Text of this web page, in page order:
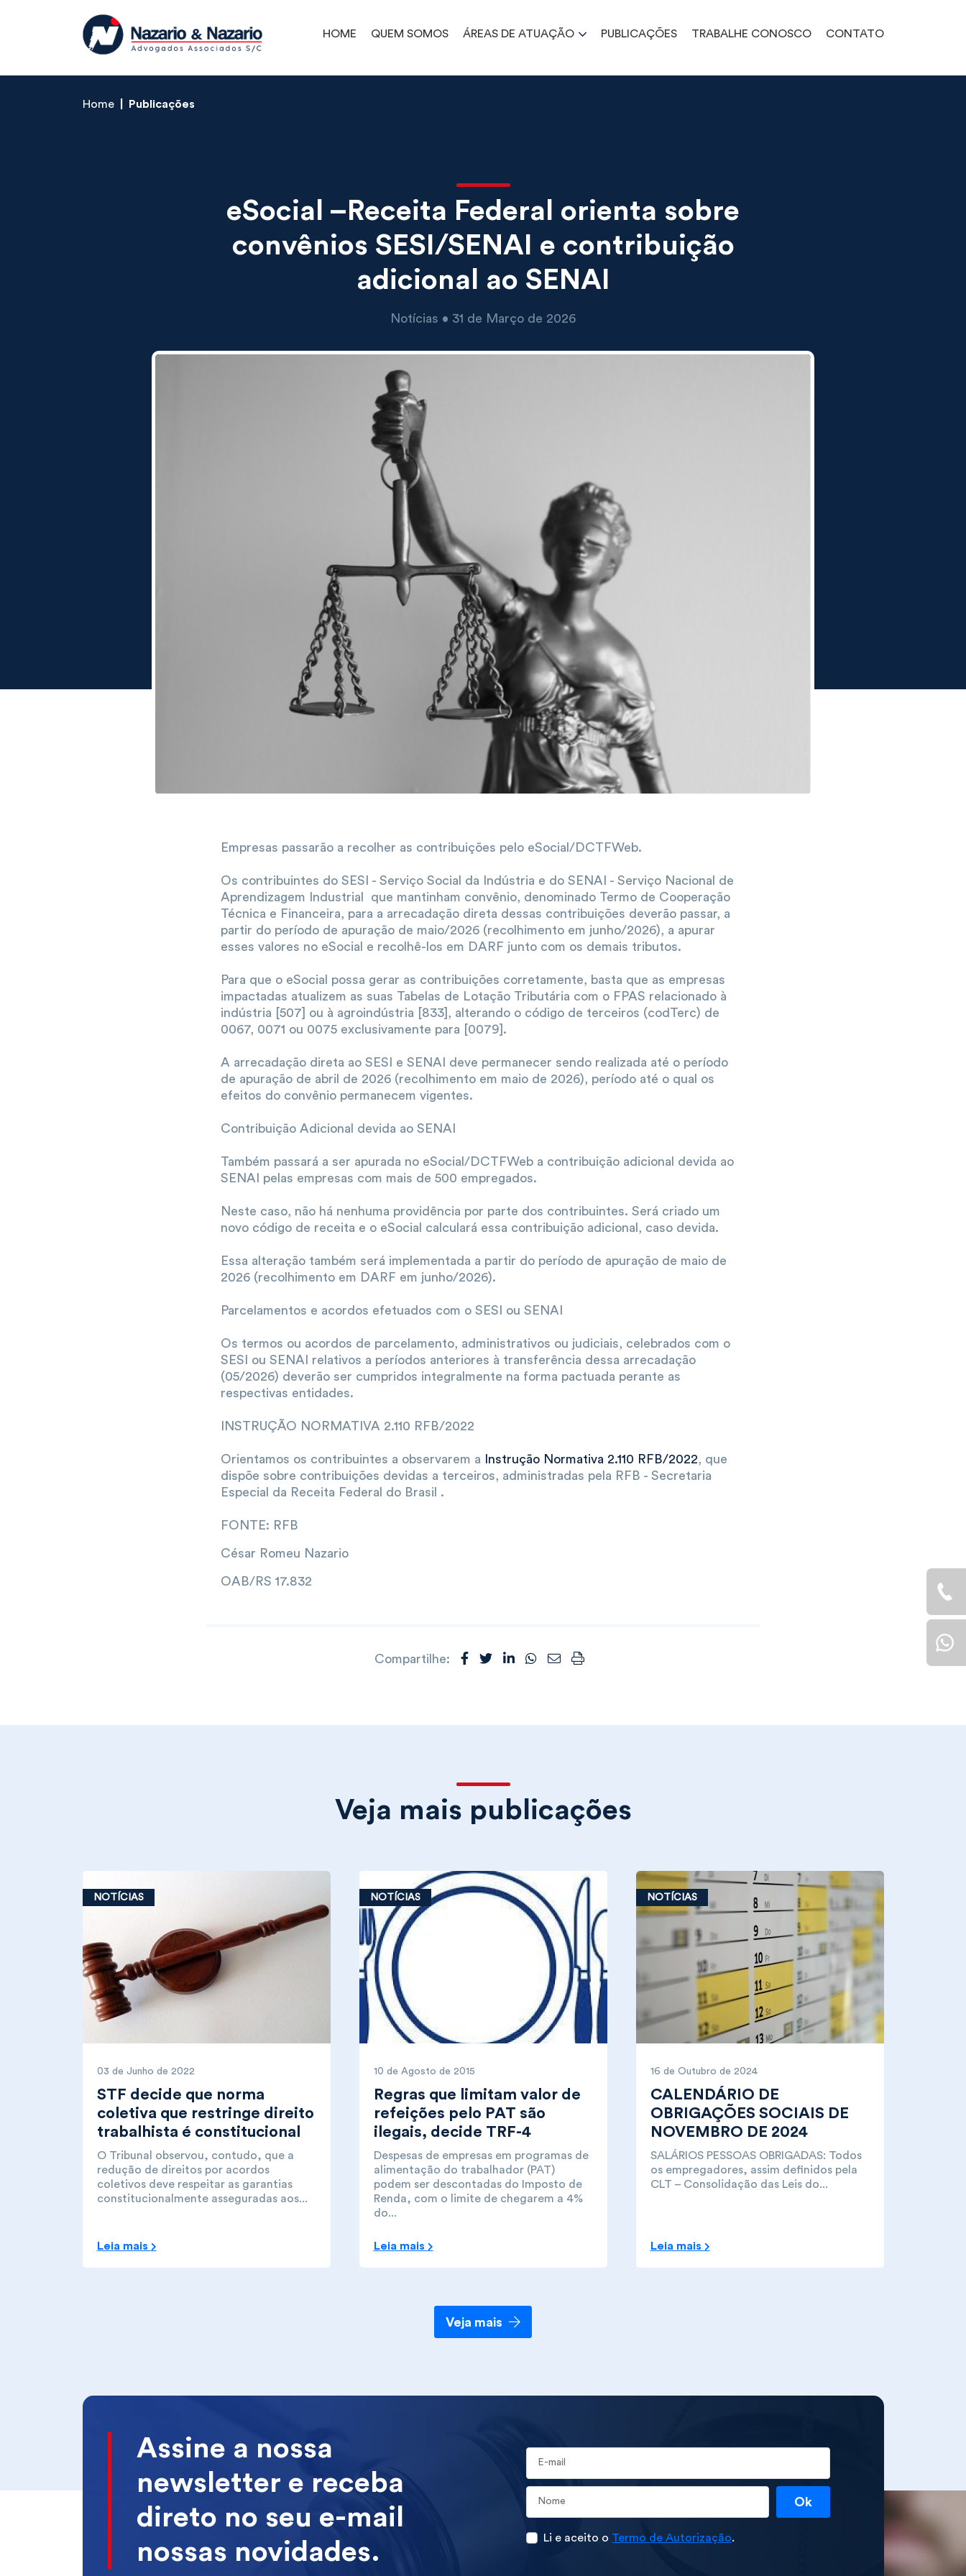
HOME QUEM SOMOS ÁREAS DE ATUAÇÃO PUBLICAÇÕES TRABALHE CONOSCO CONTATO
Home Publicações
eSocial –Receita Federal orienta sobre
convênios SESI/SENAI e contribuição
adicional ao SENAI
Notícias • 31 de Março de 2026
Empresas passarão a recolher as contribuições pelo eSocial/DCTFWeb.
Os contribuintes do SESI - Serviço Social da Indústria e do SENAI - Serviço Nacional de
Aprendizagem Industrial que mantinham convênio, denominado Termo de Cooperação
Técnica e Financeira, para a arrecadação direta dessas contribuições deverão passar, a
partir do período de apuração de maio/2026 (recolhimento em junho/2026), a apurar
esses valores no eSocial e recolhê-los em DARF junto com os demais tributos.
Para que o eSocial possa gerar as contribuições corretamente, basta que as empresas
impactadas atualizem as suas Tabelas de Lotação Tributária com o FPAS relacionado à
indústria [507] ou à agroindústria [833], alterando o código de terceiros (codTerc) de
0067, 0071 ou 0075 exclusivamente para [0079].
A arrecadação direta ao SESI e SENAI deve permanecer sendo realizada até o período
de apuração de abril de 2026 (recolhimento em maio de 2026), período até o qual os
efeitos do convênio permanecem vigentes.
Contribuição Adicional devida ao SENAI
Também passará a ser apurada no eSocial/DCTFWeb a contribuição adicional devida ao
SENAI pelas empresas com mais de 500 empregados.
Neste caso, não há nenhuma providência por parte dos contribuintes. Será criado um
novo código de receita e o eSocial calculará essa contribuição adicional, caso devida.
Essa alteração também será implementada a partir do período de apuração de maio de
2026 (recolhimento em DARF em junho/2026).
Parcelamentos e acordos efetuados com o SESI ou SENAI
Os termos ou acordos de parcelamento, administrativos ou judiciais, celebrados com o
SESI ou SENAI relativos a períodos anteriores à transferência dessa arrecadação
(05/2026) deverão ser cumpridos integralmente na forma pactuada perante as
respectivas entidades.
INSTRUÇÃO NORMATIVA 2.110 RFB/2022
Orientamos os contribuintes a observarem a Instrução Normativa 2.110 RFB/2022, que
dispõe sobre contribuições devidas a terceiros, administradas pela RFB - Secretaria
Especial da Receita Federal do Brasil .
FONTE: RFB
César Romeu Nazario
OAB/RS 17.832
Compartilhe:
Veja mais publicações
NOTÍCIAS
03 de Junho de 2022
STF decide que norma
coletiva que restringe direito
trabalhista é constitucional
O Tribunal observou, contudo, que a
redução de direitos por acordos
coletivos deve respeitar as garantias
constitucionalmente asseguradas aos...
Leia mais
NOTÍCIAS
10 de Agosto de 2015
Regras que limitam valor de
refeições pelo PAT são
ilegais, decide TRF-4
Despesas de empresas em programas de
alimentação do trabalhador (PAT)
podem ser descontadas do Imposto de
Renda, com o limite de chegarem a 4%
do...
Leia mais
NOTÍCIAS
16 de Outubro de 2024
CALENDÁRIO DE
OBRIGAÇÕES SOCIAIS DE
NOVEMBRO DE 2024
SALÁRIOS PESSOAS OBRIGADAS: Todos
os empregadores, assim definidos pela
CLT – Consolidação das Leis do...
Leia mais
Veja mais
Assine a nossa
newsletter e receba
direto no seu e-mail
nossas novidades.
Ok
Li e aceito o Termo de Autorização.